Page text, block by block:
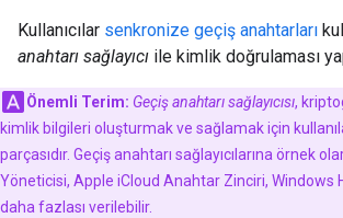
Kullanıcılar senkronize geçiş anahtarları
anahtarı sağlayıcı ile kimlik doğrulaması
Önemli Terim: Geçiş anahtarı sağlayıcısı,
kimlik bilgileri oluşturmak ve sağlamak için
parçasıdır. Geçiş anahtarı sağlayıcılarına örnek
Yöneticisi, Apple iCloud Anahtar Zinciri, Windows
daha fazlası verilebilir.